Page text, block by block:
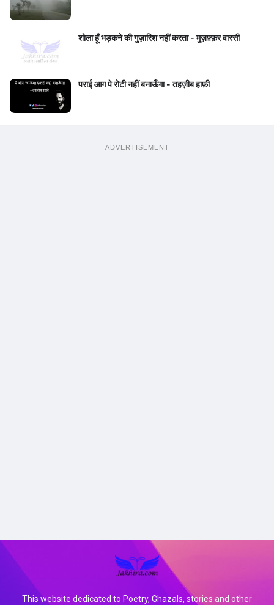
शोला हूँ भड़कने की गुज़ारिश नहीं करता - मुज़फ़्फ़र वारसी
पराई आग पे रोटी नहीं बनाऊँगा - तहज़ीब हाफ़ी
ADVERTISEMENT
This website dedicated to Poetry, Ghazals, stories and other